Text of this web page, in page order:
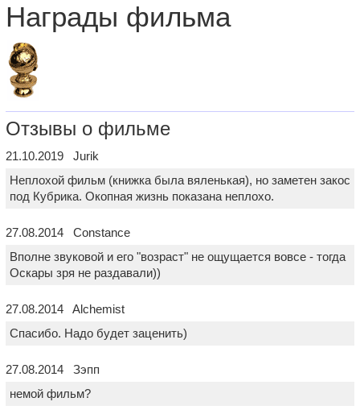
Награды фильма
Отзывы о фильме
21.10.2019 Jurik
Неплохой фильм (книжка была вяленькая), но заметен закос
под Кубрика. Окопная жизнь показана неплохо.
27.08.2014 Constance
Вполне звуковой и его "возраст" не ощущается вовсе - тогда
Оскары зря не раздавали))
27.08.2014 Alchemist
Спасибо. Надо будет заценить)
27.08.2014 Зэпп
немой фильм?